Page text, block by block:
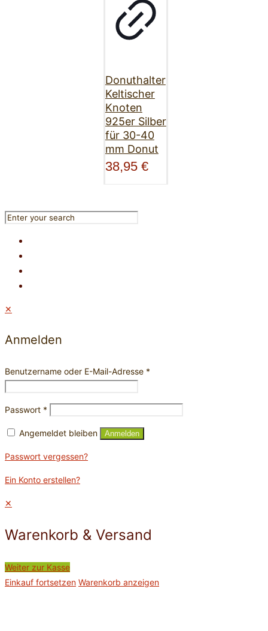
Donuthalter
Keltischer
Knoten
925er Silber
für 30-40
mm Donut
38,95 €
✕
Anmelden
Benutzername oder E-Mail-Adresse *
Passwort *
Angemeldet bleiben Anmelden
Passwort vergessen?
Ein Konto erstellen?
✕
Warenkorb & Versand
Weiter zur Kasse
Einkauf fortsetzen Warenkorb anzeigen